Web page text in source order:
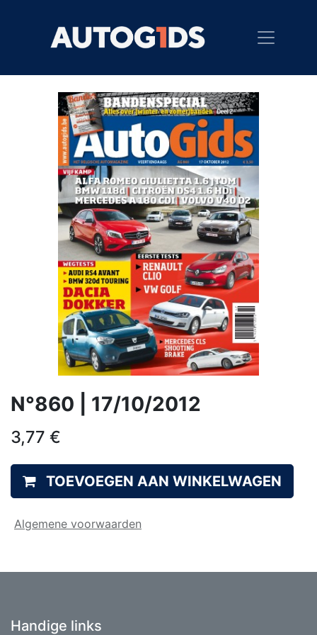
N°860 | 17/10/2012
3,77 €
TOEVOEGEN AAN WINKELWAGEN
Algemene voorwaarden
Handige links